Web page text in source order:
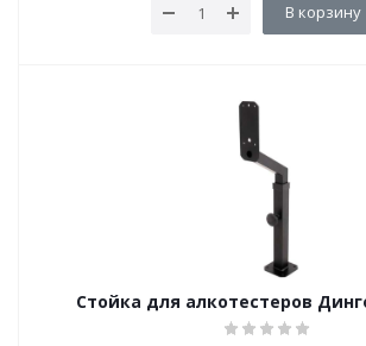
В корзину
Стойка для алкотестеров